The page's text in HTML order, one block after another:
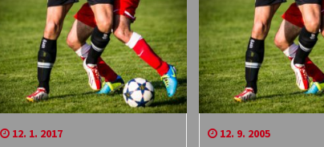
12. 1. 2017 12. 9. 2005